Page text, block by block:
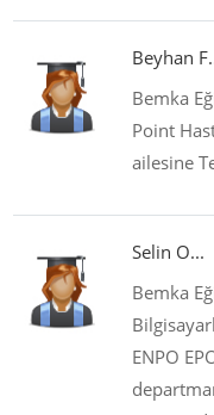
Beyhan
Bemka
Point
ailesine
Selin O...
Bemka
ENPO